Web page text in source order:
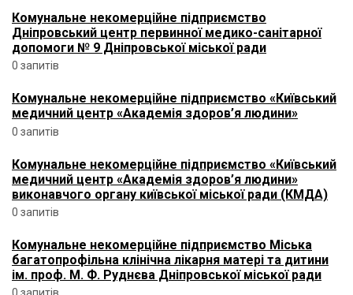
Комунальне некомерційне підприємство
Дніпровський центр первинної медико-санітарної
допомоги № 9 Дніпровської міської ради
0 запитів
Комунальне некомерційне підприємство «Київський
медичний центр «Академія здоров’я людини»
0 запитів
Комунальне некомерційне підприємство «Київський
медичний центр «Академія здоров’я людини»
виконавчого органу київської міської ради (КМДА)
0 запитів
Комунальне некомерційне підприємство Міська
багатопрофільна клінічна лікарня матері та дитини
ім. проф. М. Ф. Руднєва Дніпровської міської ради